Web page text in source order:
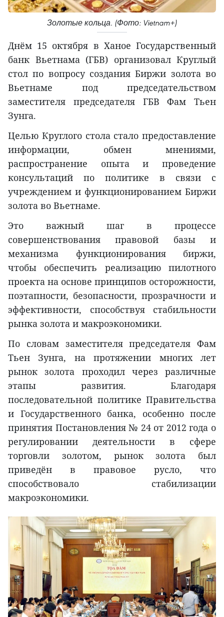
Золотые кольца. (Фото: Vietnam+)
Днём 15 октября в Ханое Государственный
банк Вьетнама (ГБВ) организовал Круглый
стол по вопросу создания Биржи золота во
Вьетнаме под председательством
заместителя председателя ГБВ Фам Тьен
Зунга.
Целью Круглого стола стало предоставление
информации, обмен мнениями,
распространение опыта и проведение
консультаций по политике в связи с
учреждением и функционированием Биржи
золота во Вьетнаме.
Это важный шаг в процессе
совершенствования правовой базы и
механизма функционирования биржи,
чтобы обеспечить реализацию пилотного
проекта на основе принципов осторожности,
поэтапности, безопасности, прозрачности и
эффективности, способствуя стабильности
рынка золота и макроэкономики.
По словам заместителя председателя Фам
Тьен Зунга, на протяжении многих лет
рынок золота проходил через различные
этапы развития. Благодаря
последовательной политике Правительства
и Государственного банка, особенно после
принятия Постановления № 24 от 2012 года о
регулировании деятельности в сфере
торговли золотом, рынок золота был
приведён в правовое русло, что
способствовало стабилизации
макроэкономики.